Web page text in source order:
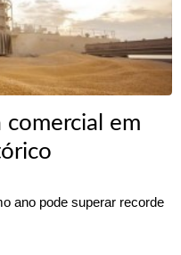
comercial em
ano pode superar recorde